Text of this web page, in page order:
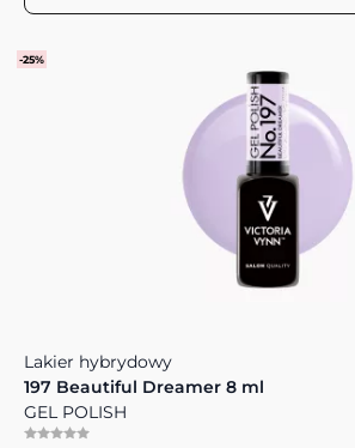
-25%
Lakier hybrydowy
197 Beautiful Dreamer 8 ml
GEL POLISH